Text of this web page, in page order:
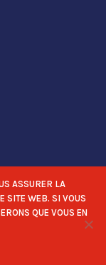
ASSURER LA
SITE WEB. SI VOUS
QUE VOUS EN